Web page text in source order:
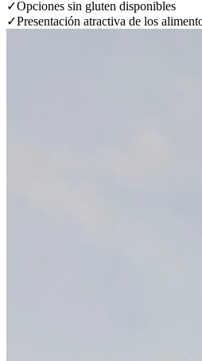
✓Opciones sin gluten disponibles
✓Presentación atractiva de los